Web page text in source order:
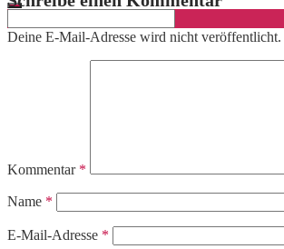
Deine E-Mail-Adresse wird nicht veröffentlicht.
Kommentar *
Name *
E-Mail-Adresse *